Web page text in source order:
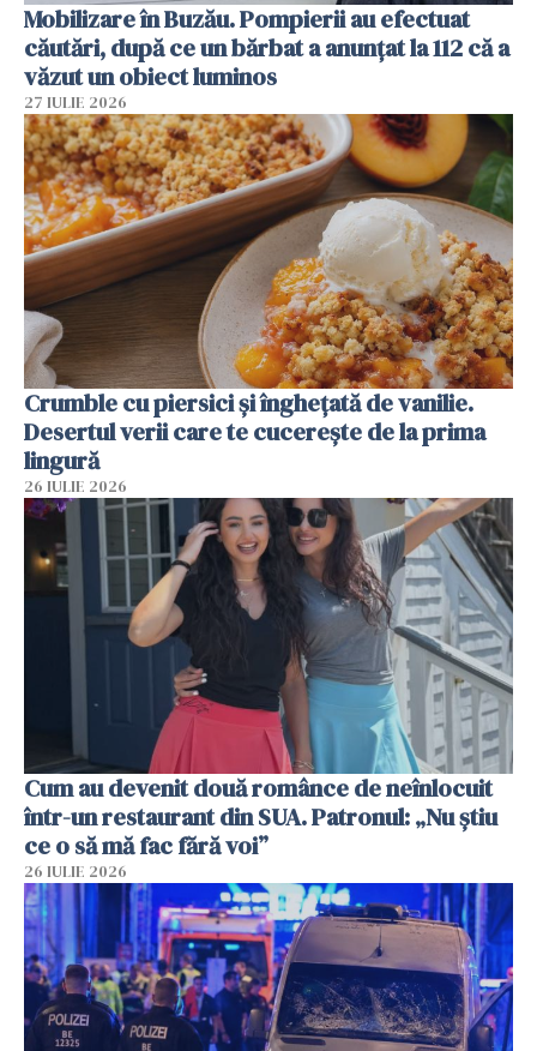
Mobilizare în Buzău. Pompierii au efectuat
căutări, după ce un bărbat a anunțat la 112 că a
văzut un obiect luminos
27 IULIE 2026
Crumble cu piersici și înghețată de vanilie.
Desertul verii care te cucerește de la prima
lingură
26 IULIE 2026
Cum au devenit două românce de neînlocuit
într-un restaurant din SUA. Patronul: „Nu știu
ce o să mă fac fără voi”
26 IULIE 2026